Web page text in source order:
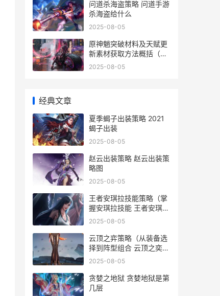
问道杀海盗策略 问道手游
杀海盗给什么
2025-08-05
原神魈突破材料及天赋更
新素材获取方法概括（从
哪里获取各种突破材料和
2025-08-05
经典文章
夏季蝎子出装策略 2021
蝎子出装
2025-08-05
赵云出装策略 赵云出装策
略图
2025-08-05
王者安琪拉技能策略（掌
握安琪拉技能 王者安琪拉
技能变蓝怎么回事
2025-08-05
云顶之弈策略（从装备选
择到阵型组合 云顶之奕策
略
2025-08-05
贪婪之地狱 贪婪地狱是第
几层